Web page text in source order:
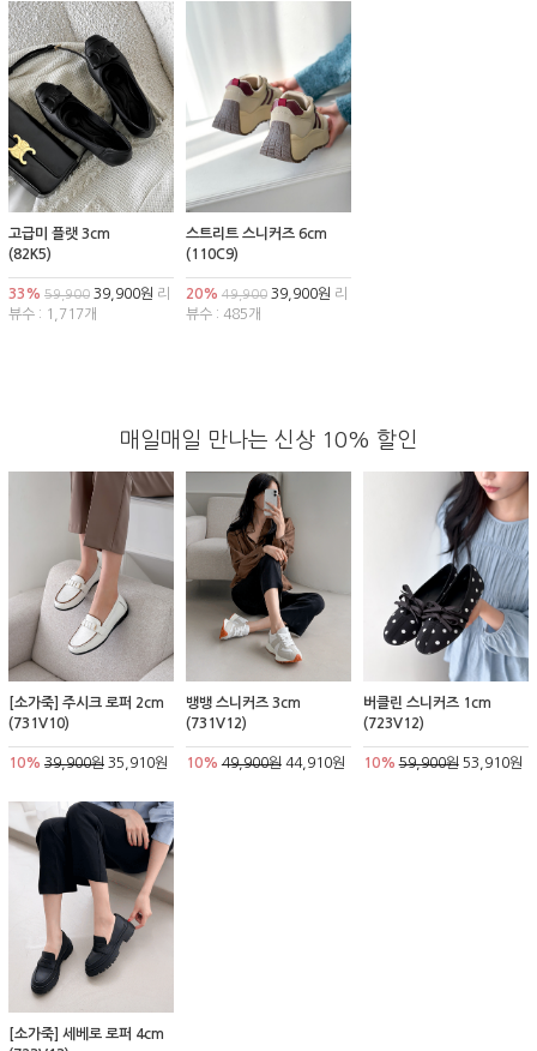
고급미 플랫 3cm
(82K5)
33% 59,900 39,900원 리
뷰수 : 1,717개
스트리트 스니커즈 6cm
(110C9)
20% 49,90039,900원 리
뷰수 : 485개
매일매일 만나는 신상 10% 할인
[소가죽] 주시크 로퍼 2cm
(731V10)
10% 39,900원 35,910원
뱅뱅 스니커즈 3cm
(731V12)
10% 49,900원44,910원
버클린 스니커즈 1cm
(723V12)
10% 59,900원53,910원
[소가죽] 세베로 로퍼 4cm